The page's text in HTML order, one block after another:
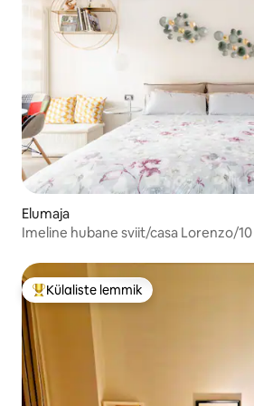
Elumaja
Imeline hubane sviit/casa Lorenzo/
Külaliste suur lemmik
Külaliste lemmik